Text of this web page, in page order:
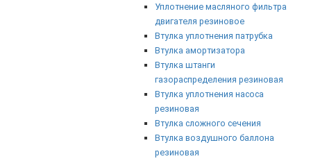
Уплотнение масляного фильтра
двигателя резиновое
Втулка уплотнения патрубка
Втулка амортизатора
Втулка штанги
газораспределения резиновая
Втулка уплотнения насоса
резиновая
Втулка сложного сечения
Втулка воздушного баллона
резиновая